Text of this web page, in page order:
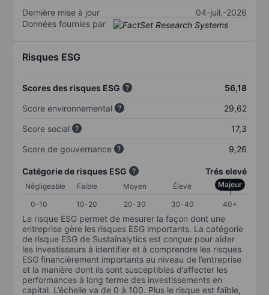
Dernière mise à jour
04-juil.-2026
Données fournies par
Risques ESG
Scores des risques ESG
56,18
Score environnemental
29,62
Score social
17,3
Score de gouvernance
9,26
Catégorie de risques ESG Trés elevé
Négligeable Faible Moyen Élevé Majeur
0-10 10-20 20-30 30-40 40+
Le risque ESG permet de mesurer la façon dont une
entreprise gère les risques ESG importants. La catégorie
de risque ESG de Sustainalytics est conçue pour aider
les investisseurs à identifier et à comprendre les risques
ESG financièrement importants au niveau de l’entreprise
et la manière dont ils sont susceptibles d’affecter les
performances à long terme des investissements en
capital. L’échelle va de 0 à 100. Plus le risque est faible,